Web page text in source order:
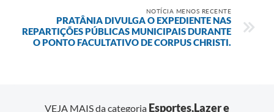
NOTÍCIA MENOS RECENTE
PRATÂNIA DIVULGA O EXPEDIENTE NAS
REPARTIÇÕES PÚBLICAS MUNICIPAIS DURANTE
O PONTO FACULTATIVO DE CORPUS CHRISTI.
VEJA MAIS da categoria Esportes,Lazer e